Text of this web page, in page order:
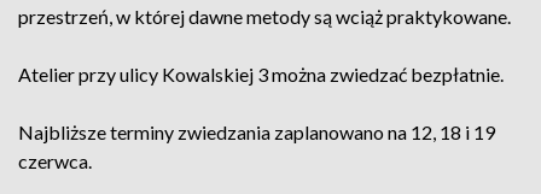
przestrzeń, w której dawne metody są wciąż praktykowane.
Atelier przy ulicy Kowalskiej 3 można zwiedzać bezpłatnie.
Najbliższe terminy zwiedzania zaplanowano na 12, 18 i 19
czerwca.